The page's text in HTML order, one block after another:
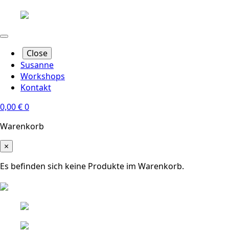
Close
Susanne
Workshops
Kontakt
0,00€0
Warenkorb
×
Es befinden sich keine Produkte im Warenkorb.